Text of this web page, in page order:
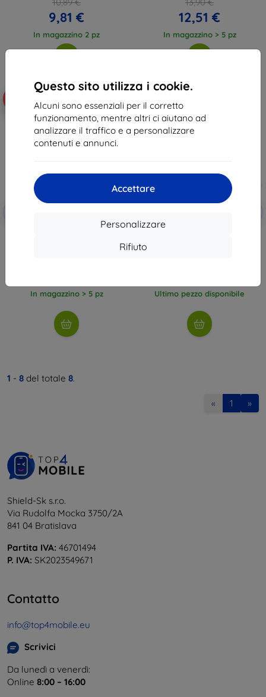
Questo sito utilizza i cookie.
Alcuni sono essenziali per il corretto
funzionamento, mentre altri ci aiutano ad
analizzare il traffico e a personalizzare
contenuti e annunci.
Accettare
Personalizzare
Rifiuto
9,81 €
In magazzino 2 pz
12,51 €
In magazzino > 5 pz
In magazzino > 5 pz Ultimo pezzo disponibile
1 - 8 del totale 8.
« 1 »
Shield-Sk s.r.o.
Via Rudolfa Mocka 3750/2A
841 04 Bratislava
Partita IVA: 46701494
P. IVA: SK2023549671
Contatto
info@top4mobile.eu
Scrivici
Da lunedì a venerdì:
Online 8:00 – 16:00